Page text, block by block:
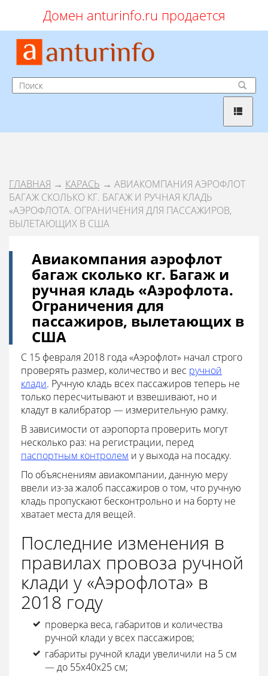
Домен anturinfo.ru продается
ГЛАВНАЯ → КАРАСЬ → АВИАКОМПАНИЯ АЭРОФЛОТ
БАГАЖ СКОЛЬКО КГ. БАГАЖ И РУЧНАЯ КЛАДЬ
«АЭРОФЛОТА. ОГРАНИЧЕНИЯ ДЛЯ ПАССАЖИРОВ,
ВЫЛЕТАЮЩИХ В США
Авиакомпания аэрофлот
багаж сколько кг. Багаж и
ручная кладь «Аэрофлота.
Ограничения для
пассажиров, вылетающих в
США
С 15 февраля 2018 года «Аэрофлот» начал строго
проверять размер, количество и вес ручной
клади. Ручную кладь всех пассажиров теперь не
только пересчитывают и взвешивают, но и
кладут в калибратор — измерительную рамку.
В зависимости от аэропорта проверить могут
несколько раз: на регистрации, перед
паспортным контролем и у выхода на посадку.
По объяснениям авиакомпании, данную меру
ввели из-за жалоб пассажиров о том, что ручную
кладь пропускают бесконтрольно и на борту не
хватает места для вещей.
Последние изменения в
правилах провоза ручной
клади у «Аэрофлота» в
2018 году
проверка веса, габаритов и количества
ручной клади у всех пассажиров;
габариты ручной клади увеличили на 5 см
— до 55х40х25 см;